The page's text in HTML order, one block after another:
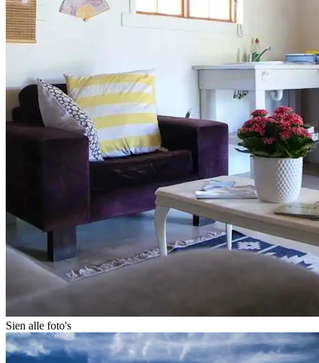
Sien alle foto's